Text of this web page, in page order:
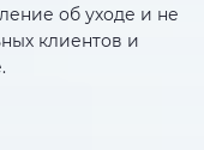
об уходе и не
клиентов и